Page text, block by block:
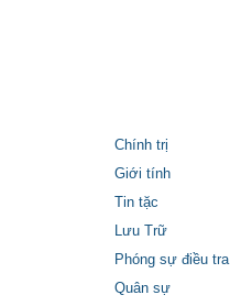
Chính trị
Giới tính
Tin tặc
Lưu Trữ
Phóng sự điều tra
Quân sự